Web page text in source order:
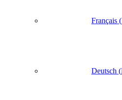
Français (
Deutsch (